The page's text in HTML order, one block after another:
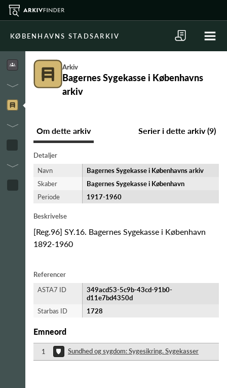
KØBENHAVNS STADSARKIV
Arkiv
Bagernes Sygekasse i Københavns
arkiv
Om dette arkiv Serier i dette arkiv (9)
Detaljer
Navn
Bagernes Sygekasse i Københavns arkiv
Skaber
Bagernes Sygekasse i København
Periode
1917-​1960
Beskrivelse
[Reg.96] SY.16. Bagernes Sygekasse i København
1892-1960
Referencer
ASTA7 ID
349acd53-5c9b-43cd-91b0-
d11e7bd4350d
Starbas ID
1728
Emneord
1 Sundhed og sygdom: Sygesikring. Sygekasser